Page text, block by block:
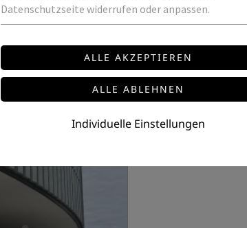
LED-
Preis auf Anfrage
Datenschutzseite widerrufen oder anpassen.
Individuelle Einstellungen